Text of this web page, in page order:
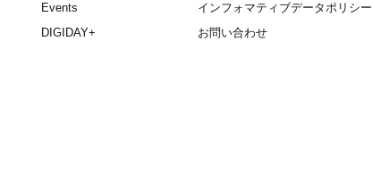
Events
DIGIDAY+
インフォマティブデータポリシー
お問い合わせ